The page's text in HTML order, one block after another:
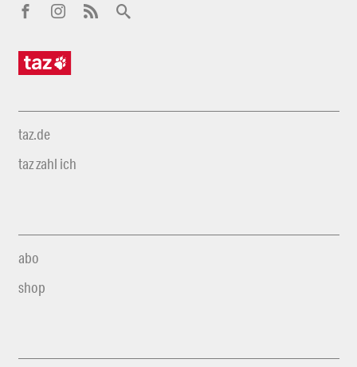
taz.de
taz zahl ich
abo
shop